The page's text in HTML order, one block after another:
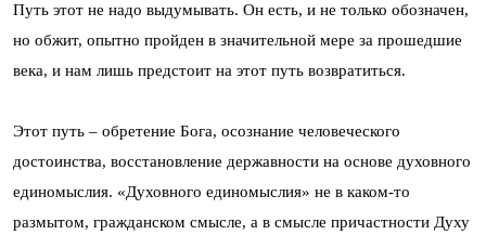
Путь этот не надо выдумывать. Он есть, и не только обозначен,
но обжит, опытно пройден в значительной мере за прошедшие
века, и нам лишь предстоит на этот путь возвратиться.
Этот путь – обретение Бога, осознание человеческого
достоинства, восстановление державности на основе духовного
единомыслия. «Духовного единомыслия» не в каком-то
размытом, гражданском смысле, а в смысле причастности Духу